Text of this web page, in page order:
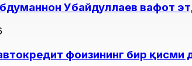
Убайдуллаев вафот
фоизининг бир